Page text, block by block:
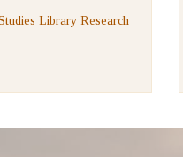
Library Research